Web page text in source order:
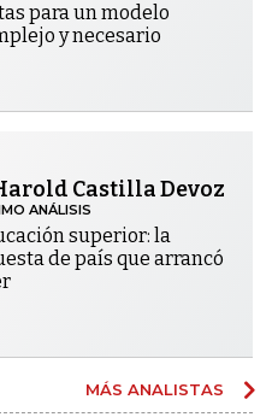
para un modelo
y necesario
Castilla Devoz
ANÁLISIS
superior: la
de país que arrancó
MÁS ANALISTAS